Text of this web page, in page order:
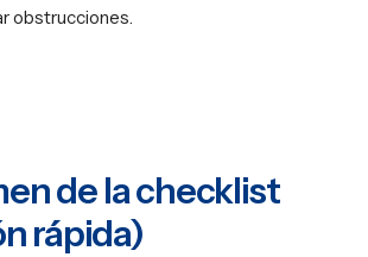
obstrucciones.
de la checklist
rápida)